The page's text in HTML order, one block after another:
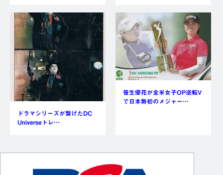
ドラマシリーズが繋げたDC
Universeトレ…
笹生優花が全米女子OP逆転V
で日本勢初のメジャー…